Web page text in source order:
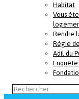
Habitat
Vous
Rendre
Régie
Adil du